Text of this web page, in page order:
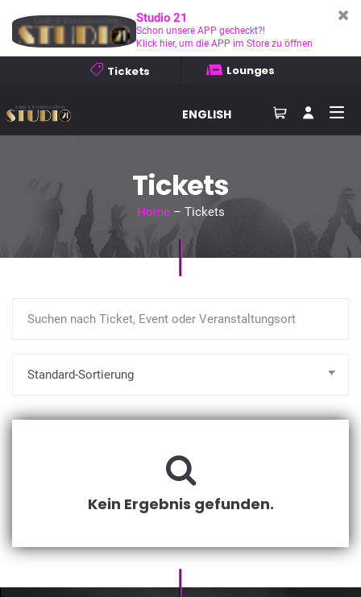
Tickets Lounges
ENGLISH
Tickets
Home– Tickets
Kein Ergebnis gefunden.
Studio 21
Schon unsere APP gecheckt?!
Klick hier, um die APP im Store zu öffnen